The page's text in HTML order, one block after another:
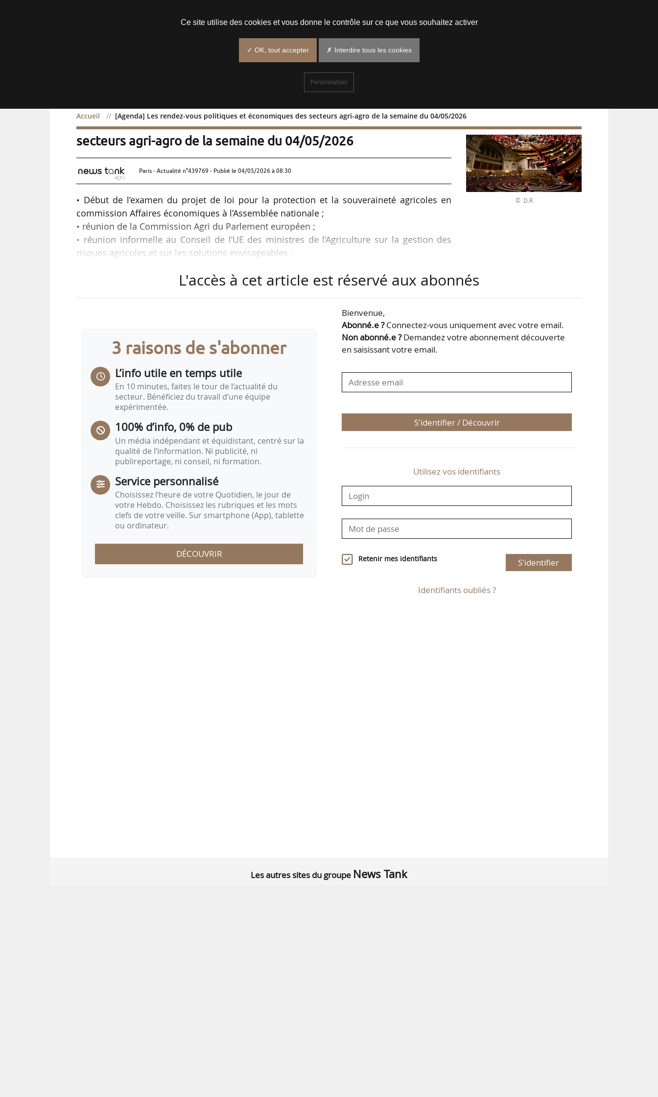
Accueil [Agenda] Les rendez-vous politiques et économiques des secteurs agri-agro de la semaine du 04/05/2026
[Agenda] Les rendez-vous politiques et économiques des
secteurs agri-agro de la semaine du 04/05/2026
Paris - Actualité n°439769 - Publié le 04/05/2026 à 08:30
• Début de l’examen du projet de loi pour la protection et la souveraineté agricoles en
commission Affaires économiques à l’Assemblée nationale ;
• réunion de la Commission Agri du Parlement européen ;
• réunion informelle au Conseil de l’UE des ministres de l’Agriculture sur la gestion des
risques agricoles et sur les solutions envisageables ;
organisé par la France dans le cadre de sa présidence du G7 ;
agroalimentaire, repérés par News Tank pour la semaine du 04/05/2026.
À l’Assemblée nationale
Commission des Affaires économiques
Lundi 04/05/2026 au Jeudi 09/05/2026
Examen du projet de loi d’urgence pour la…
© D.R
L'accès à cet article est réservé aux abonnés
3 raisons de s'abonner
L’info utile en temps utile
En 10 minutes, faites le tour de l’actualité du
secteur. Bénéficiez du travail d’une équipe
expérimentée.
100% d’info, 0% de pub
Un média indépendant et équidistant, centré sur la
qualité de l’information. Ni publicité, ni
publireportage, ni conseil, ni formation.
Service personnalisé
Choisissez l‘heure de votre Quotidien, le jour de
votre Hebdo. Choisissez les rubriques et les mots
clefs de votre veille. Sur smartphone (App), tablette
ou ordinateur.
DÉCOUVRIR
Bienvenue,
Abonné.e ?Connectez-vous uniquement avec votre email.
Non abonné.e ?Demandez votre abonnement découverte
en saisissant votre email.
S'identifier / Découvrir
Utilisez vos identifiants
Retenir mes identifiants S'identifier
Identifiants oubliés ?
Les autres sites du groupe News Tank
Ce site utilise des cookies et vous donne le contrôle sur ce que vous souhaitez activer
✓ OK, tout accepter ✗ Interdire tous les cookies
Personnaliser